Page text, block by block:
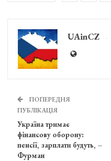
UAinCZ
ПОПЕРЕДНЯ
ПУБЛІКАЦІЯ
Україна тримає
фінансову оборону:
пенсії, зарплати будуть, –
Фурман